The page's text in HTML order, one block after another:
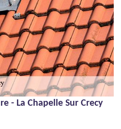
- La Chapelle Sur Crecy